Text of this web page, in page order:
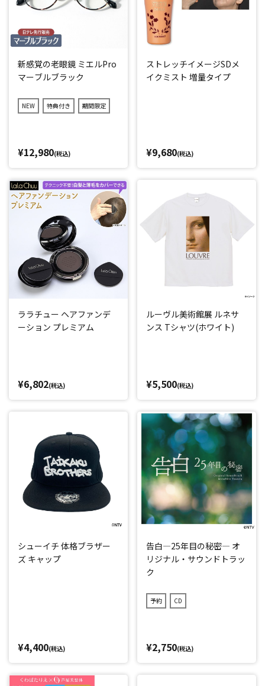
新感覚の老眼鏡 ミエルPro
マーブルブラック
NEW 特典付き 期間限定
¥12,980(税込)
ストレッチイメージSDメ
イクミスト 増量タイプ
¥9,680(税込)
ララチュー ヘアファンデ
ーション プレミアム
¥6,802(税込)
ルーヴル美術館展 ルネサ
ンス Tシャツ(ホワイト)
¥5,500(税込)
シューイチ 体格ブラザー
ズ キャップ
¥4,400(税込)
告白―25年目の秘密― オ
リジナル・サウンドトラッ
ク
予約 CD
¥2,750(税込)